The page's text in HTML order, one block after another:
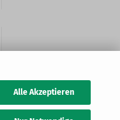
Alle Akzeptieren